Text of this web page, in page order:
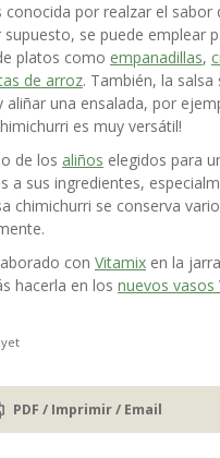
conocida por realzar el sabor
se puede emplear
platos como empanadillas,
de arroz. También, la salsa
una ensalada, por
es muy versátil!
de los aliños elegidos para
a sus ingredientes,
chimichurri se conserva
con Vitamix en la
hacerla en los nuevos vasos
PDF / Imprimir / Email